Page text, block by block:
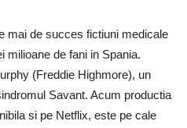
mai de succes fictiuni medicale
milioane de fani in Spania.
(Freddie Highmore), un
Savant. Acum productia
si pe Netflix, este pe cale